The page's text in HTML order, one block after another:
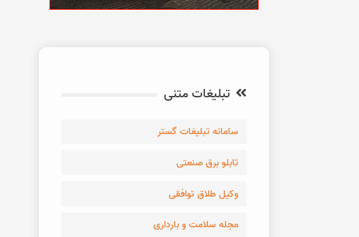
تبلیغات متنی
سامانه تبلیغات گستر
تابلو برق صنعتی
وکیل طلاق توافقی
مجله سلامت و بارداری